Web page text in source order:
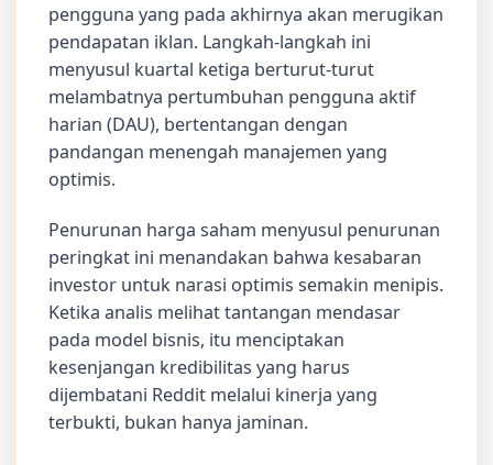
pengguna yang pada akhirnya akan merugikan
pendapatan iklan. Langkah-langkah ini
menyusul kuartal ketiga berturut-turut
melambatnya pertumbuhan pengguna aktif
harian (DAU), bertentangan dengan
pandangan menengah manajemen yang
optimis.
Penurunan harga saham menyusul penurunan
peringkat ini menandakan bahwa kesabaran
investor untuk narasi optimis semakin menipis.
Ketika analis melihat tantangan mendasar
pada model bisnis, itu menciptakan
kesenjangan kredibilitas yang harus
dijembatani Reddit melalui kinerja yang
terbukti, bukan hanya jaminan.